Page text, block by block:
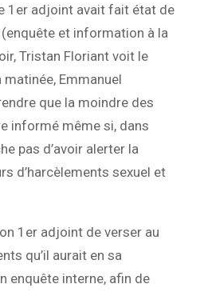
1er adjoint avait fait état de
et information à la
Tristan Floriant voit le
Emmanuel
que la moindre des
informé même si, dans
pas d’avoir alerter la
d’harcèlements sexuel et
1er adjoint de verser au
qu’il aurait en sa
enquête interne, afin de